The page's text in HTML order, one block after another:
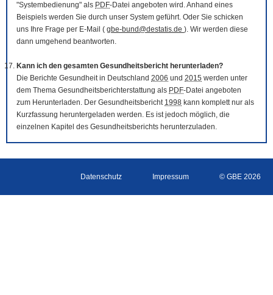
"Systembedienung" als PDF-Datei angeboten wird. Anhand eines
Beispiels werden Sie durch unser System geführt. Oder Sie schicken
uns Ihre Frage per E-Mail ( gbe-bund@destatis.de ). Wir werden diese
dann umgehend beantworten.
Kann ich den gesamten Gesundheitsbericht herunterladen?
Die Berichte Gesundheit in Deutschland 2006 und 2015 werden unter
dem Thema Gesundheitsberichterstattung als PDF-Datei angeboten
zum Herunterladen. Der Gesundheitsbericht 1998 kann komplett nur als
Kurzfassung heruntergeladen werden. Es ist jedoch möglich, die
einzelnen Kapitel des Gesundheitsberichts herunterzuladen.
Datenschutz Impressum © GBE 2026